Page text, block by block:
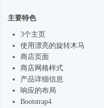
主要特色
3个主页
使用漂亮的旋转木马
商店页面
商店网格样式
产品详细信息
响应的布局
Bootstrap4